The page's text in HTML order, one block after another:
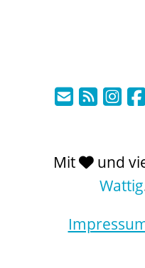
Mit und
Wattig